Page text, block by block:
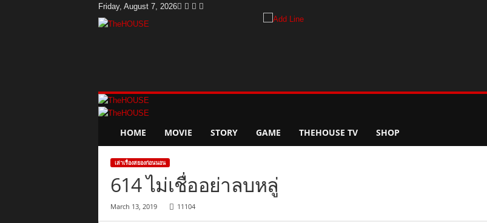
Friday, August 7, 2026
u
s
HOME MOVIE STORY GAME THEHOUSE TV SHOP
เล่าเรื่องสยองก่อนนอน
614 ไม่เชื่ออย่าลบหลู่
March 13, 2019 11104